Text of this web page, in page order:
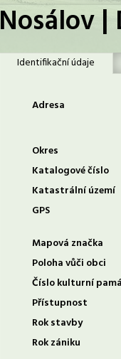
Nosálov
Identifikační údaje
Adresa
Okres
Katalogové číslo
Katastrální území
GPS
Mapová značka
Poloha vůči obci
Číslo kulturní
Přístupnost
Rok stavby
Rok zániku